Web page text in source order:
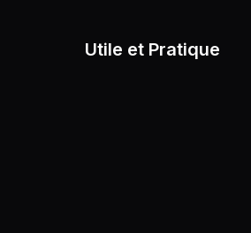
Utile et Pratique